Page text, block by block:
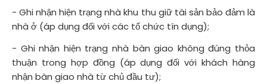
- Ghi nhận hiện trạng nhà khu thu giữ tài sản bảo đảm là
nhà ở (áp dụng đối với các tổ chức tín dụng);
- Ghi nhận hiện trạng nhà bàn giao không đúng thỏa
thuận trong hợp đồng (áp dụng đối với khách hàng
nhận bàn giao nhà từ chủ đầu tư);